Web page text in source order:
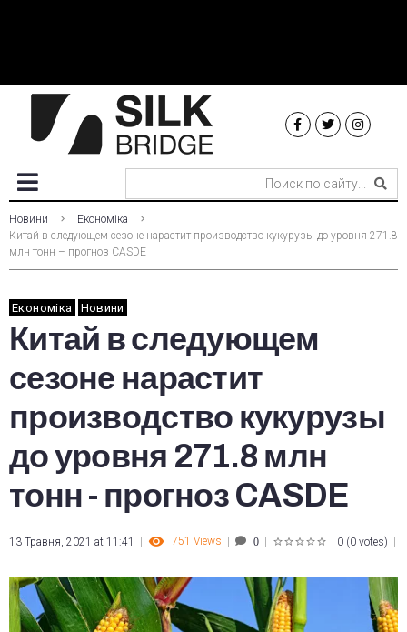
Новини
Економіка
Китай в следующем сезоне нарастит производство кукурузы до уровня 271.8
млн тонн – прогноз CASDE
Економіка Новини
Китай в следующем
сезоне нарастит
производство кукурузы
до уровня 271.8 млн
тонн - прогноз CASDE
13 Травня, 2021 at 11:41 751 Views 0 0 (0 votes)